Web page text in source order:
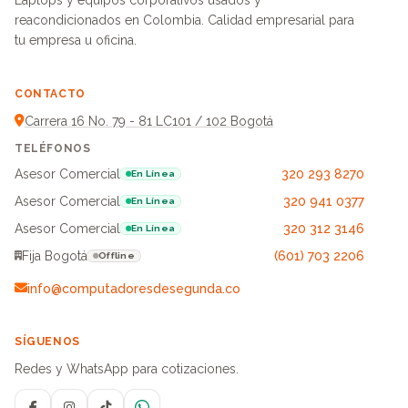
reacondicionados en Colombia. Calidad empresarial para
tu empresa u oficina.
CONTACTO
Carrera 16 No. 79 - 81 LC101 / 102 Bogotá
TELÉFONOS
Asesor Comercial En Línea
320 293 8270
Asesor Comercial
En Línea
320 941 0377
Asesor Comercial
En Línea
320 312 3146
Fija Bogotá
Offline (601) 703 2206
info@computadoresdesegunda.co
SÍGUENOS
Redes y WhatsApp para cotizaciones.